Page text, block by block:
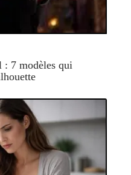
: 7 modèles qui